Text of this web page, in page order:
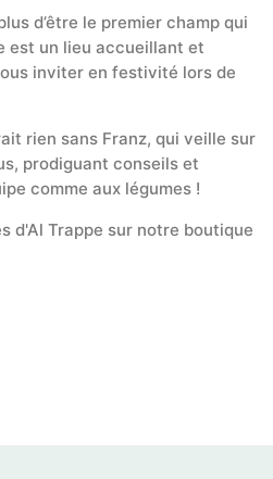
d’être le premier champ qui
est un lieu accueillant et
inviter en festivité lors de
rien sans Franz, qui veille sur
prodiguant conseils et
comme aux légumes !
d'Al Trappe sur notre boutique